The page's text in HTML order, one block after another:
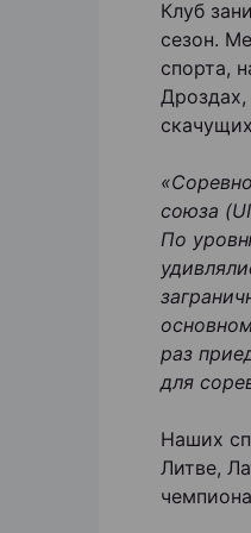
Клуб
сезон.
спорта,
союза
По
раз
для
Наших
Литве,